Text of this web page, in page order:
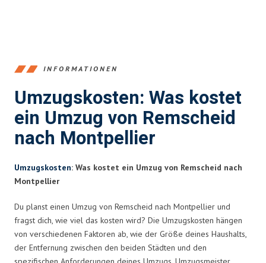
INFORMATIONEN
Umzugskosten: Was kostet
ein Umzug von Remscheid
nach Montpellier
Umzugskosten: Was kostet ein Umzug von Remscheid nach
Montpellier
Du planst einen Umzug von Remscheid nach Montpellier und
fragst dich, wie viel das kosten wird? Die Umzugskosten hängen
von verschiedenen Faktoren ab, wie der Größe deines Haushalts,
der Entfernung zwischen den beiden Städten und den